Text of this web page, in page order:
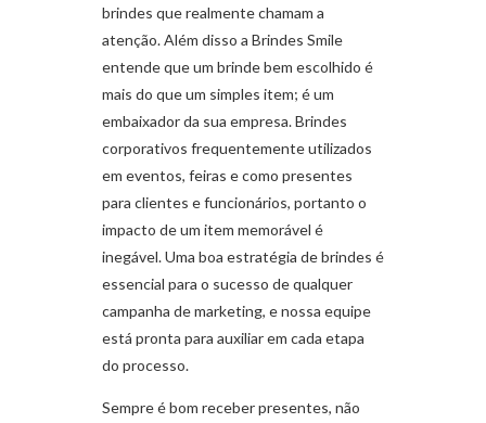
brindes que realmente chamam a
atenção. Além disso a Brindes Smile
entende que um brinde bem escolhido é
mais do que um simples item; é um
embaixador da sua empresa. Brindes
corporativos frequentemente utilizados
em eventos, feiras e como presentes
para clientes e funcionários, portanto o
impacto de um item memorável é
inegável. Uma boa estratégia de brindes é
essencial para o sucesso de qualquer
campanha de marketing, e nossa equipe
está pronta para auxiliar em cada etapa
do processo.
Sempre é bom receber presentes, não